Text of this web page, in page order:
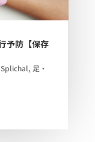
予防【保存
, 足・